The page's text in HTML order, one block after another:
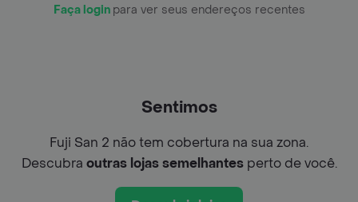
Faça login para ver seus endereços recentes
Sentimos
Fuji San 2 não tem cobertura na sua zona.
Descubra outras lojas semelhantesperto de você.